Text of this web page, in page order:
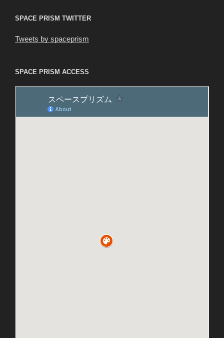
SPACE PRISM TWITTER
Tweets by spaceprism
SPACE PRISM ACCESS